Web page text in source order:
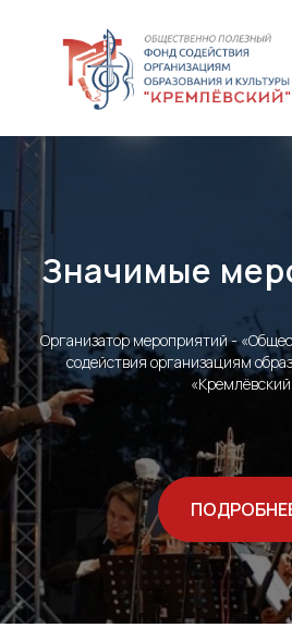
Значимые
Организатор мероприятий -
содействия организациям